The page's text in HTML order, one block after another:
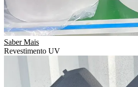
Saber Mais
Revestimento UV